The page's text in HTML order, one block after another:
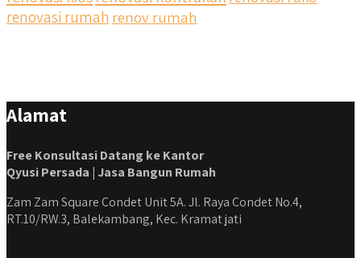
renovasi rumah renov rumah
Alamat
Free Konsultasi Datang ke Kantor
Qyusi Persada | Jasa Bangun Rumah
Zam Zam Square Condet Unit 5A. Jl. Raya Condet No.4,
RT.10/RW.3, Balekambang, Kec. Kramat jati